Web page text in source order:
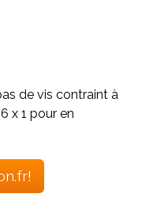
de vis contraint à
x 1 pour en